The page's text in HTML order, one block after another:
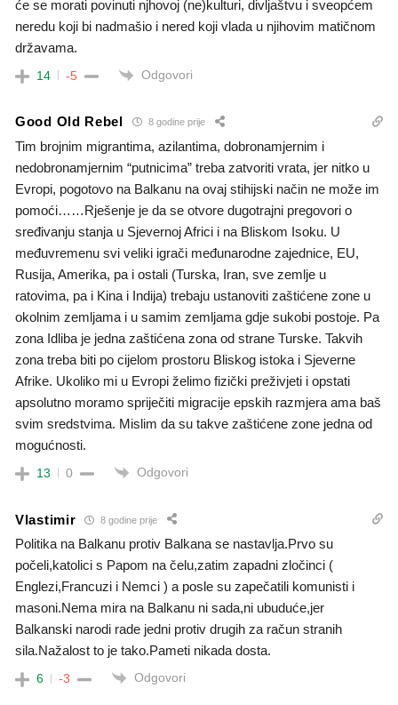
će se morati povinuti njhovoj (ne)kulturi, divljaštvu i sveopćem
neredu koji bi nadmašio i nered koji vlada u njihovim matičnom
državama.
14 -5 Odgovori
Good Old Rebel 8 godine prije
Tim brojnim migrantima, azilantima, dobronamjernim i
nedobronamjernim “putnicima” treba zatvoriti vrata, jer nitko u
Evropi, pogotovo na Balkanu na ovaj stihijski način ne može im
pomoći……Rješenje je da se otvore dugotrajni pregovori o
sređivanju stanja u Sjevernoj Africi i na Bliskom Isoku. U
međuvremenu svi veliki igrači međunarodne zajednice, EU,
Rusija, Amerika, pa i ostali (Turska, Iran, sve zemlje u
ratovima, pa i Kina i Indija) trebaju ustanoviti zaštićene zone u
okolnim zemljama i u samim zemljama gdje sukobi postoje. Pa
zona Idliba je jedna zaštićena zona od strane Turske. Takvih
zona treba biti po cijelom prostoru Bliskog istoka i Sjeverne
Afrike. Ukoliko mi u Evropi želimo fizički preživjeti i opstati
apsolutno moramo spriječiti migracije epskih razmjera ama baš
svim sredstvima. Mislim da su takve zaštićene zone jedna od
mogućnosti.
13 0 Odgovori
Vlastimir 8 godine prije
Politika na Balkanu protiv Balkana se nastavlja.Prvo su
počeli,katolici s Papom na čelu,zatim zapadni zločinci (
Englezi,Francuzi i Nemci ) a posle su zapečatili komunisti i
masoni.Nema mira na Balkanu ni sada,ni ubuduće,jer
Balkanski narodi rade jedni protiv drugih za račun stranih
sila.Nažalost to je tako.Pameti nikada dosta.
6 -3 Odgovori